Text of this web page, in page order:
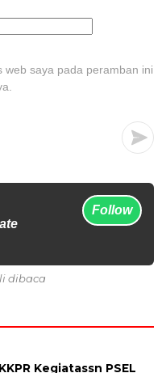
web saya pada peramban ini
Follow
dibaca
Kegiatassn PSEL